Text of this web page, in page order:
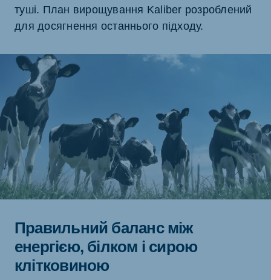
туші. План вирощування Kaliber розроблений
для досягнення останнього підходу.
Правильний баланс між
енергією, білком і сирою
клітковиною